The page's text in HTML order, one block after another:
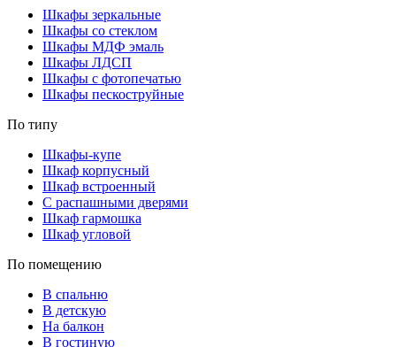
Шкафы зеркальные
Шкафы со стеклом
Шкафы МДФ эмаль
Шкафы ЛДСП
Шкафы с фотопечатью
Шкафы пескоструйные
По типу
Шкафы-купе
Шкаф корпусный
Шкаф встроенный
С распашными дверями
Шкаф гармошка
Шкаф угловой
По помещению
В спальню
В детскую
На балкон
В гостиную